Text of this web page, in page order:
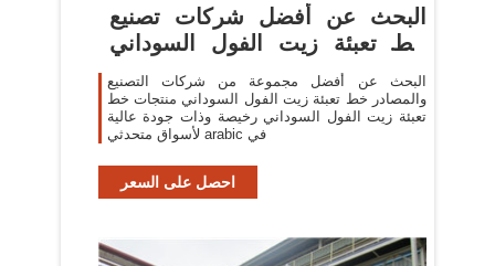
البحث عن أفضل شركات تصنيع
خط تعبئة زيت الفول السوداني
البحث عن أفضل مجموعة من شركات التصنيع
والمصادر خط تعبئة زيت الفول السوداني منتجات خط
تعبئة زيت الفول السوداني رخيصة وذات جودة عالية
لأسواق متحدثي arabic في
احصل على السعر